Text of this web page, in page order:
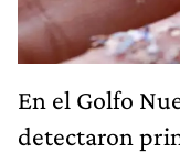
En el Golfo
detectaron